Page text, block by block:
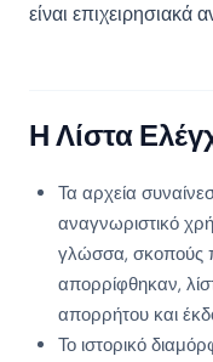
είναι
Η Λίστα
Τα αρχεία
αναγνωριστικό
γλώσσα, σκοπούς
απορρίφθηκαν,
απορρήτου και
Το ιστορικό